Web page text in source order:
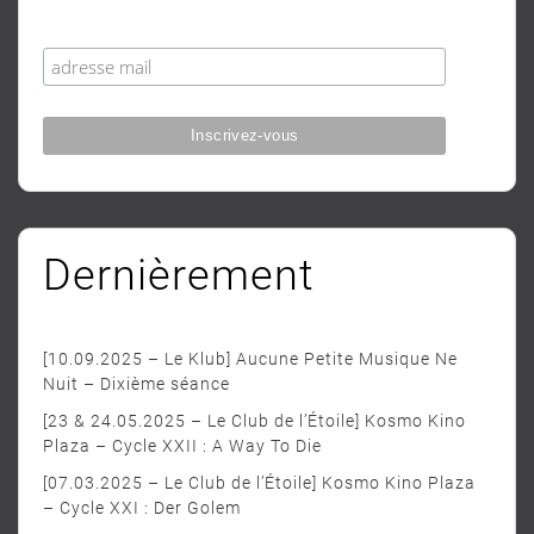
Dernièrement
[10.09.2025 – Le Klub] Aucune Petite Musique Ne
Nuit – Dixième séance
[23 & 24.05.2025 – Le Club de l’Étoile] Kosmo Kino
Plaza – Cycle XXII : A Way To Die
[07.03.2025 – Le Club de l’Étoile] Kosmo Kino Plaza
– Cycle XXI : Der Golem